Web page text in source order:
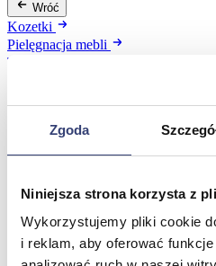
Zgoda
Niniejsza strona korzysta z
Wykorzystujemy pliki cookie
i reklam, aby oferować
Wróć
Kozetki
Pielęgnacja mebli
Taborety i krzesła
Zobacz wszystko
Spa & Wellness
Wróć
Fotele do masażu